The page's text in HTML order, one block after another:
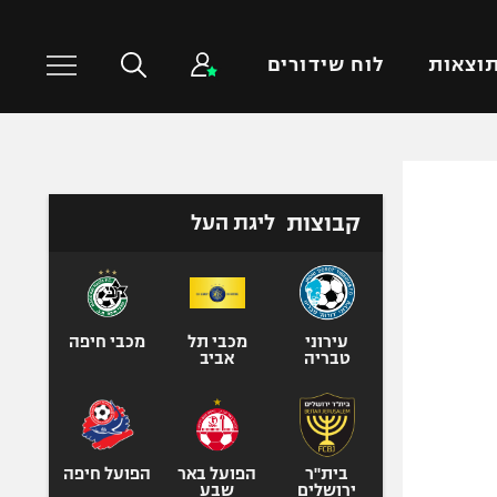
תוצאות לוח שידורים
טניס
כדורעף
ספורט אולימפי
קבוצות ליגת העל
עירוני
טבריה
מכבי תל
אביב
מכבי חיפה
בית"ר
ירושלים
הפועל באר
שבע
הפועל חיפה